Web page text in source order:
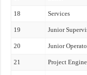
18 Services
19 Junior
20 Junior
21 Project